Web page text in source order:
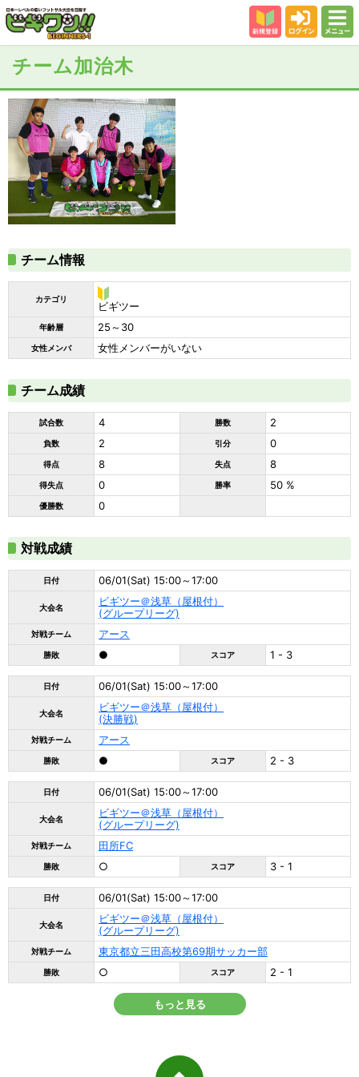
カテゴリー
会場
大会結果
スタッフ紹介
よくある質問
参加者の声
チーム加治木
チーム情報
カテゴリ
ビ
ギ
ツ
ー
ビギツー
年齢層 25～30
女性メンバ 女性メンバーがいない
チーム成績
試合数 4 勝数 2
負数 2 引分 0
得点 8 失点 8
得失点 0 勝率 50 %
優勝数 0
対戦成績
日付 06/01(Sat) 15:00～17:00
大会名
ビギツー＠浅草（屋根付）
(グループリーグ)
対戦チーム アース
勝敗 ● スコア 1 - 3
日付 06/01(Sat) 15:00～17:00
大会名
ビギツー＠浅草（屋根付）
(決勝戦)
対戦チーム アース
勝敗 ● スコア 2 - 3
日付 06/01(Sat) 15:00～17:00
大会名
ビギツー＠浅草（屋根付）
(グループリーグ)
対戦チーム 田所FC
勝敗 ○ スコア 3 - 1
日付 06/01(Sat) 15:00～17:00
大会名
ビギツー＠浅草（屋根付）
(グループリーグ)
対戦チーム 東京都立三田高校第69期サッカー部
勝敗 ○ スコア 2 - 1
もっと見る